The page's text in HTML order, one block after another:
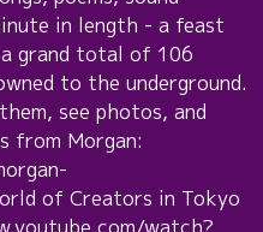
in length - a feast
grand total of 106
to the underground.
see photos, and
from Morgan:
of Creators in Tokyo
watch?